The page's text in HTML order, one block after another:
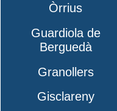
Òrrius
Guardiola de
Berguedà
Granollers
Gisclareny